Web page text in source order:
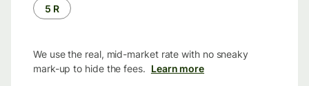
5 R
We use the real, mid-market rate with no sneaky
mark-up to hide the fees. Learn more